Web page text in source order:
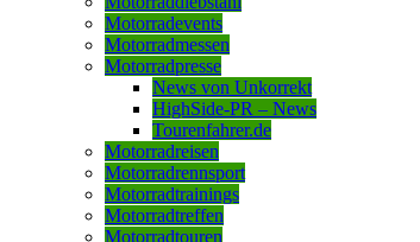
Motorradevents
Motorradmessen
Motorradpresse
News von Unkorrekt
HighSide-PR – News
Tourenfahrer.de
Motorradreisen
Motorradrennsport
Motorradtrainings
Motorradtreffen
Motorradtouren